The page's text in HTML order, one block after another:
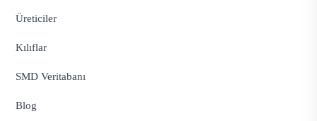
Üreticiler
Kılıflar
SMD Veritabanı
Blog